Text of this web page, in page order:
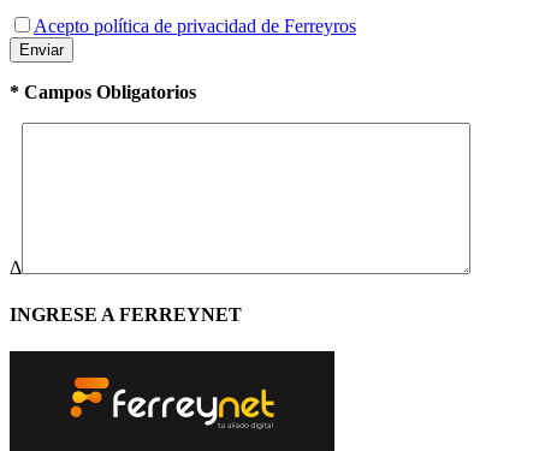
Acepto política de privacidad de Ferreyros
* Campos Obligatorios
Δ
INGRESE A FERREYNET